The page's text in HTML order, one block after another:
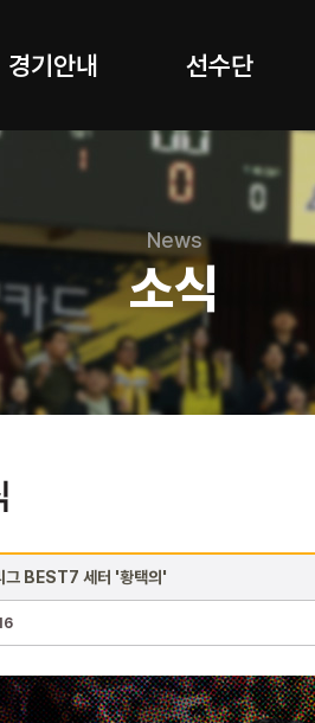
경기안내 선수단
BEST7 세터 '황택의'